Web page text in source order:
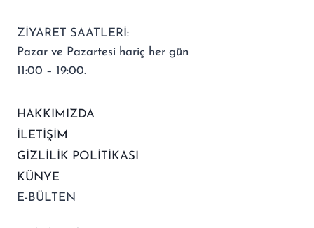
ZİYARET SAATLERİ:
Pazar ve Pazartesi hariç her gün
11:00 – 19:00.
HAKKIMIZDA
İLETİŞİM
GİZLİLİK POLİTİKASI
KÜNYE
E-BÜLTEN